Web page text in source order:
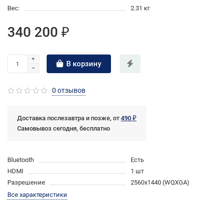
Вес:
2.31 кг
340 200 ₽
В корзину
0 отзывов
Доставка послезавтра и позже, от490 ₽
Самовывоз сегодня, бесплатно
Bluetooth
Есть
HDMI
1 шт
Разрешение
2560x1440 (WQXGA)
Все характеристики